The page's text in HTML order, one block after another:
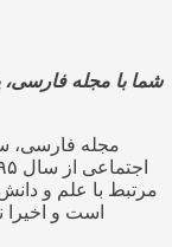
شما با مجله
مجله فارسی،
مرتبط با علم و
است و